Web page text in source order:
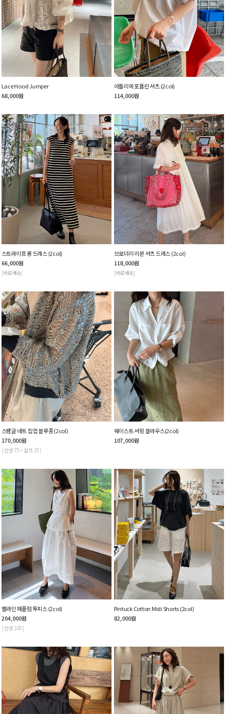
Lace Hood Jumper
68,000원
아틀리에 포플린 셔츠 (2col)
114,000원
스트라이프 롱 드레스 (2col)
66,000원
[바로배송]
브로더리 리본 셔츠 드레스 (2col)
118,000원
[바로배송]
스팽글 네트 집업 블루종 (2col)
170,000원
[ 린넨 75 + 실크 25 ]
웨이스트 셔링 블라우스(2col)
107,000원
벨라인 페플럼 투피스 (2col)
204,000원
[ 린넨 100 ]
Pintuck Cotton Midi Shorts (2col)
82,000원